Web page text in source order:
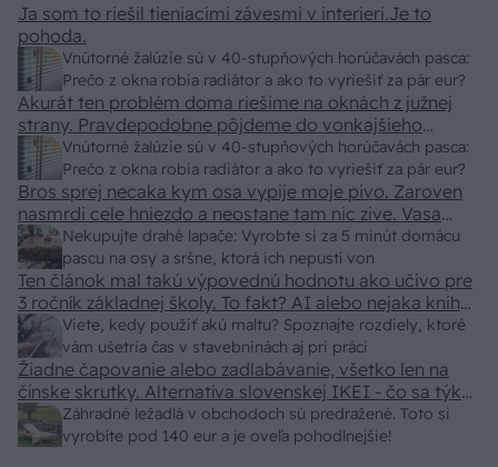
Vnútorné žalúzie sú v 40-stupňových horúčavách pasca:
Prečo z okna robia radiátor a ako to vyriešiť za pár eur?
Ja som to riešil tieniacimi závesmi v interieri.Je to
pohoda.
Vnútorné žalúzie sú v 40-stupňových horúčavách pasca:
Prečo z okna robia radiátor a ako to vyriešiť za pár eur?
Akurát ten problém doma riešime na oknách z južnej
strany. Pravdepodobne pôjdeme do vonkajšieho
tienenia na spôsob markízy 250x150cm. Čínsky
predajcovia idú okolo 100 eur kus.
Nekupujte drahé lapače: Vyrobte si za 5 minút domácu
pascu na osy a sršne, ktorá ich nepustí von
Bros sprej necaka kym osa vypije moje pivo. Zaroven
nasmrdi cele hniezdo a neostane tam nic zive. Vasa
pasca naucinke moc efektivne. Skor pritiahne slimaky
Viete, kedy použiť akú maltu? Spoznajte rozdiely, ktoré
vám ušetria čas v stavebninách aj pri práci
Ten článok mal takú výpovednú hodnotu ako učivo pre
3 ročník základnej školy. To fakt? AI alebo nejaka kniha
z VŠ? Dnešné rychlotvrdnuce malty - pevnosť 40 Mpa a
doba schnutia tak 15 minut , k tomu vodotesné s
kryštálikou. A rozdiel - schnutie a zretie. Nič?
Záhradné ležadlá v obchodoch sú predražené. Toto si
vyrobíte pod 140 eur a je oveľa pohodlnejšie!
Žiadne čapovanie alebo zadlabávanie, všetko len na
čínske skrutky. Alternatíva slovenskej IKEI - čo sa týka
pevnosti. Autor si nedal veľa námahy s remeselným
spracovaním, škoda. No lepšie než ten odpad z DTD